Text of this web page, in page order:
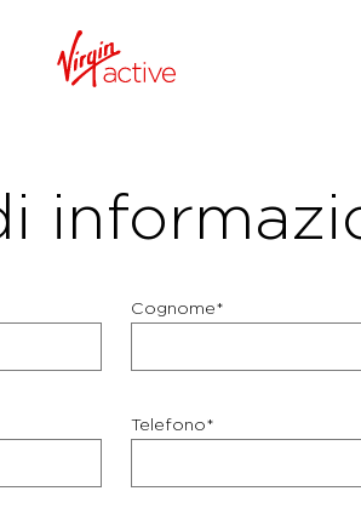
Cognome*
Telefono*